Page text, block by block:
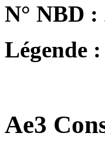
N° NBD :
Légende :
Ae3